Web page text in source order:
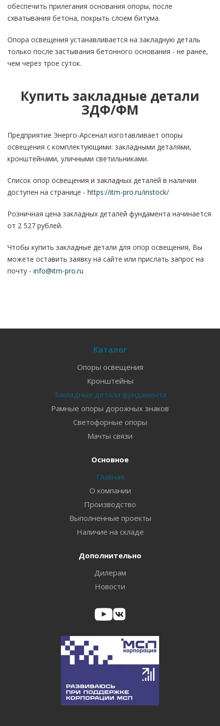
обеспечить прилегания основания опоры, после
схватывания бетона, покрыть слоем битума.
Опора освещения устанавливается на закладную деталь
только после застывания бетонного основания - не ранее,
чем через трое суток.
Купить закладные детали
ЗДФ/ФМ
Предприятие Энерго-Арсенал изготавливает опоры
освещения с комплектующими: закладными деталями,
кронштейнами, уличными светильниками.
Список опор освещения и закладных деталей в наличии
доступен на странице - https://itm-pro.ru/instock/
Розничная цена закладных деталей фундамента начинается
от 2 527 рублей.
Чтобы купить закладные детали для опор освещения, Вы
можете оставить заявку на сайте или прислать запрос на
почту - info@itm-pro.ru
Каталог
Опоры освещения
Кронштейны
Закладные детали фундамента
Рамные опоры дорожных знаков
Светофорные опоры
Мачты связи
Основное
Главная
О компании
Производство
Выполненные проекты
Наличие на складе
Дополнительно
Дилерам
Новости